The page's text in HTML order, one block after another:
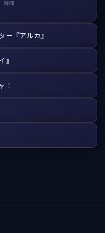
時間
ー『アルカ』
』
！